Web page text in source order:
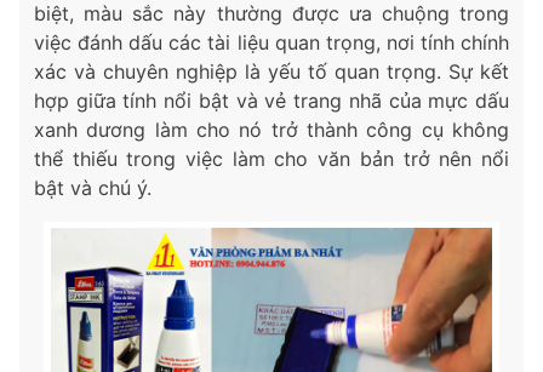
biệt, màu sắc này thường được ưa chuộng trong
việc đánh dấu các tài liệu quan trọng, nơi tính chính
xác và chuyên nghiệp là yếu tố quan trọng. Sự kết
hợp giữa tính nổi bật và vẻ trang nhã của mực dấu
xanh dương làm cho nó trở thành công cụ không
thể thiếu trong việc làm cho văn bản trở nên nổi
bật và chú ý.